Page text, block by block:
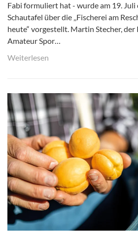
Fabi formuliert hat - wurde am 19. Juli
Schautafel über die ‚‚Fischerei am
heute“ vorgestellt. Martin Stecher, der
Amateur Spor…
Weiterlesen